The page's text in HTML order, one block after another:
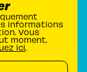
informations
Vous
moment.
ici.